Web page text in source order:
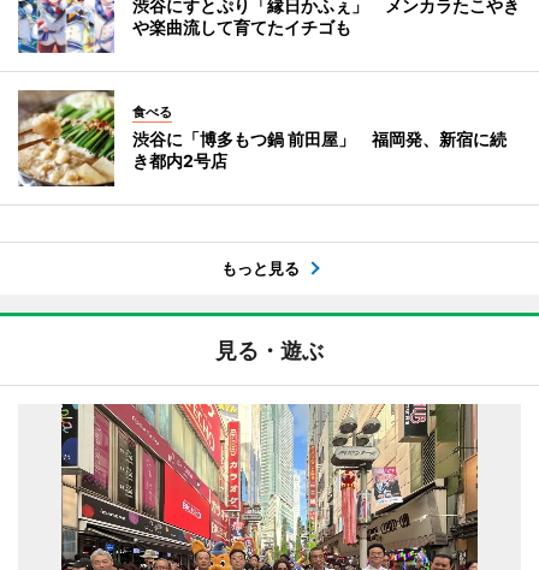
渋谷にすとぷり「縁日かふぇ」 メンカラたこやき
や楽曲流して育てたイチゴも
食べる
渋谷に「博多もつ鍋 前田屋」 福岡発、新宿に続
き都内2号店
もっと見る
見る・遊ぶ